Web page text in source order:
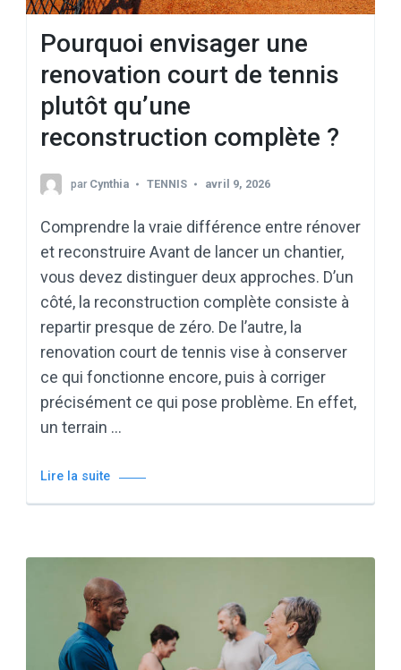
Pourquoi envisager une
renovation court de tennis
plutôt qu’une
reconstruction complète ?
par Cynthia TENNIS avril 9, 2026
Comprendre la vraie différence entre rénover
et reconstruire Avant de lancer un chantier,
vous devez distinguer deux approches. D’un
côté, la reconstruction complète consiste à
repartir presque de zéro. De l’autre, la
renovation court de tennis vise à conserver
ce qui fonctionne encore, puis à corriger
précisément ce qui pose problème. En effet,
un terrain …
Lire la suite